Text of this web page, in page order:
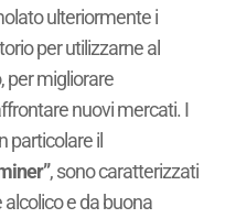
ulteriormente i
per utilizzarne al
per migliorare
nuovi mercati. I
particolare il
, sono caratterizzati
e da buona